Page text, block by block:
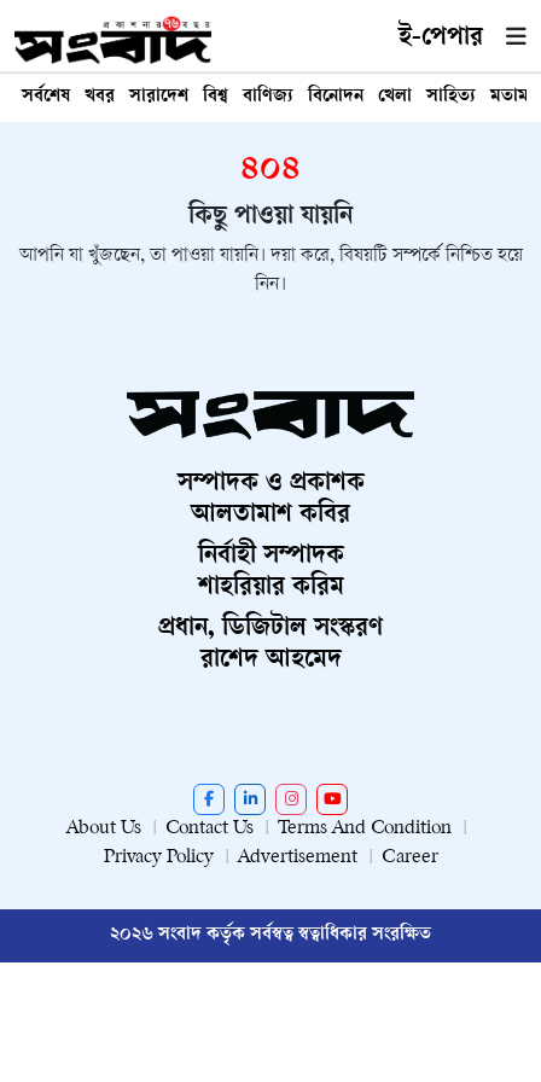
ই-পেপার
সর্বশেষ খবর সারাদেশ বিশ্ব বাণিজ্য বিনোদন খেলা সাহিত্য মতামত
৪০৪
কিছু পাওয়া যায়নি
আপনি যা খুঁজছেন, তা পাওয়া যায়নি। দয়া করে, বিষয়টি সম্পর্কে নিশ্চিত হয়ে
নিন।
সম্পাদক ও প্রকাশক
আলতামাশ কবির
নির্বাহী সম্পাদক
শাহরিয়ার করিম
প্রধান, ডিজিটাল সংস্করণ
রাশেদ আহমেদ
About Us Contact Us
Terms And Condition
Privacy Policy
Advertisement Career
২০২৬ সংবাদ কর্তৃক সর্বস্বত্ব স্বত্বাধিকার সংরক্ষিত